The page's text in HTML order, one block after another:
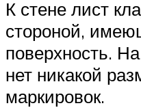
К стене лист
стороной,
поверхность.
нет никакой
маркировок.